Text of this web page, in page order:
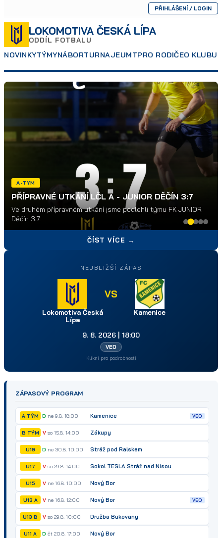
PŘIHLÁŠENÍ / LOGIN
LOKOMOTIVA ČESKÁ LÍPA
ODDÍL FOTBALU
NOVINKYTÝMYNÁBORTURNAJEUMTPRO RODIČEO KLUBU
A-TYM
PŘÍPRAVNÉ UTKÁNÍ LČL A - JUNIOR DĚČÍN 3:7
Ve druhém přípravném utkání jsme podlehli týmu FK JUNIOR
Děčín 3:7.
ČÍST VÍCE →
NEJBLIŽŠÍ ZÁPAS
Lokomotiva Česká
Lípa
VS
Kamenice
9. 8. 2026 | 18:00
VEO
Klikni pro podrobnosti
ZÁPASOVÝ PROGRAM
A TÝM D ne 9.8. 18:00 Kamenice VEO
B TÝM V so 15.8. 14:00 Zákupy
U19 D ne 30.8. 10:00 Stráž pod Ralskem
U17 V so 29.8. 14:00 Sokol TESLA Stráž nad Nisou
U15 V ne 16.8. 10:00 Nový Bor
U13 A V ne 16.8. 12:00 Nový Bor VEO
U13 B V so 29.8. 10:00 Družba Bukovany
U11 A D čt 20.8. 17:00 Nový Bor